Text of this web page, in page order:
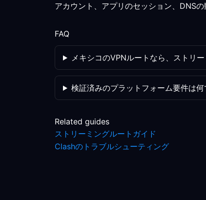
アカウント、アプリのセッション、DNS
FAQ
メキシコのVPNルートなら、ストリ
検証済みのプラットフォーム要件は何
Related guides
ストリーミングルートガイド
Clashのトラブルシューティング